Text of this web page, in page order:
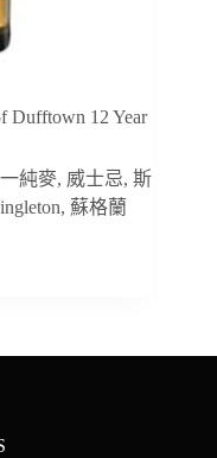
Dufftown 12 Year
純麥, 威士忌,斯
, 蘇格蘭